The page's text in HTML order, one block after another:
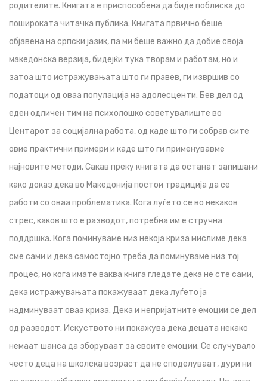
родителите. Книгата е приспособена да биде поблиска до
пошироката читачка публика. Книгата првично беше
објавена на српски јазик, па ми беше важно да добие своја
македонска верзија, бидејќи тука творам и работам, но и
затоа што истражувањата што ги правев, ги извршив со
податоци од оваа популација на адолесценти. Бев дел од
еден одличен тим на психолошко советувалиште во
Центарот за социјална работа, од каде што ги собрав сите
овие практични примери и каде што ги применувавме
најновите методи. Сакав преку книгата да останат запишани
како доказ дека во Македонија постои традиција да се
работи со оваа проблематика. Кога луѓето се во некаков
стрес, каков што е разводот, потребна им е стручна
поддршка. Кога поминуваме низ некоја криза мислиме дека
сме сами и дека самостојно треба да поминуваме низ тој
процес, но кога имате ваква книга гледате дека не сте сами,
дека истражувањата покажуваат дека луѓето ја
надминуваат оваа криза. Дека и непријатните емоции се дел
од разводот. Искуството ни покажува дека децата некако
немаат шанса да зборуваат за своите емоции. Се случувало
често деца на школска возраст да не споделуваат, дури ни